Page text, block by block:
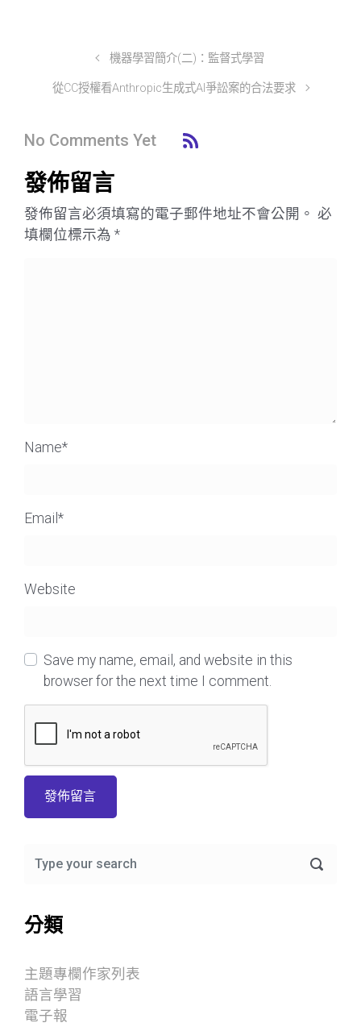
機器學習簡介(二)：監督式學習
從CC授權看Anthropic生成式AI爭訟案的合法要求
No Comments Yet
發佈留言
發佈留言必須填寫的電子郵件地址不會公開。 必
填欄位標示為 *
Name*
Email *
Website
Save my name, email, and website in this
browser for the next time I comment.
分類
主題專欄作家列表
語言學習
電子報